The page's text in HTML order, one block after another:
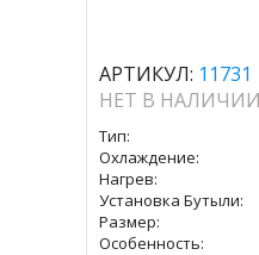
АРТИКУЛ: 11731
НЕТ В НАЛИЧИИ
Тип:
Охлаждение:
Нагрев:
Установка Бутыли:
Размер:
Особенность: